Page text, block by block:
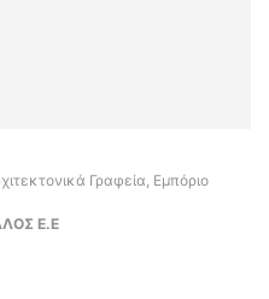
Γραφεία, Εμπόριο
Ε.Ε